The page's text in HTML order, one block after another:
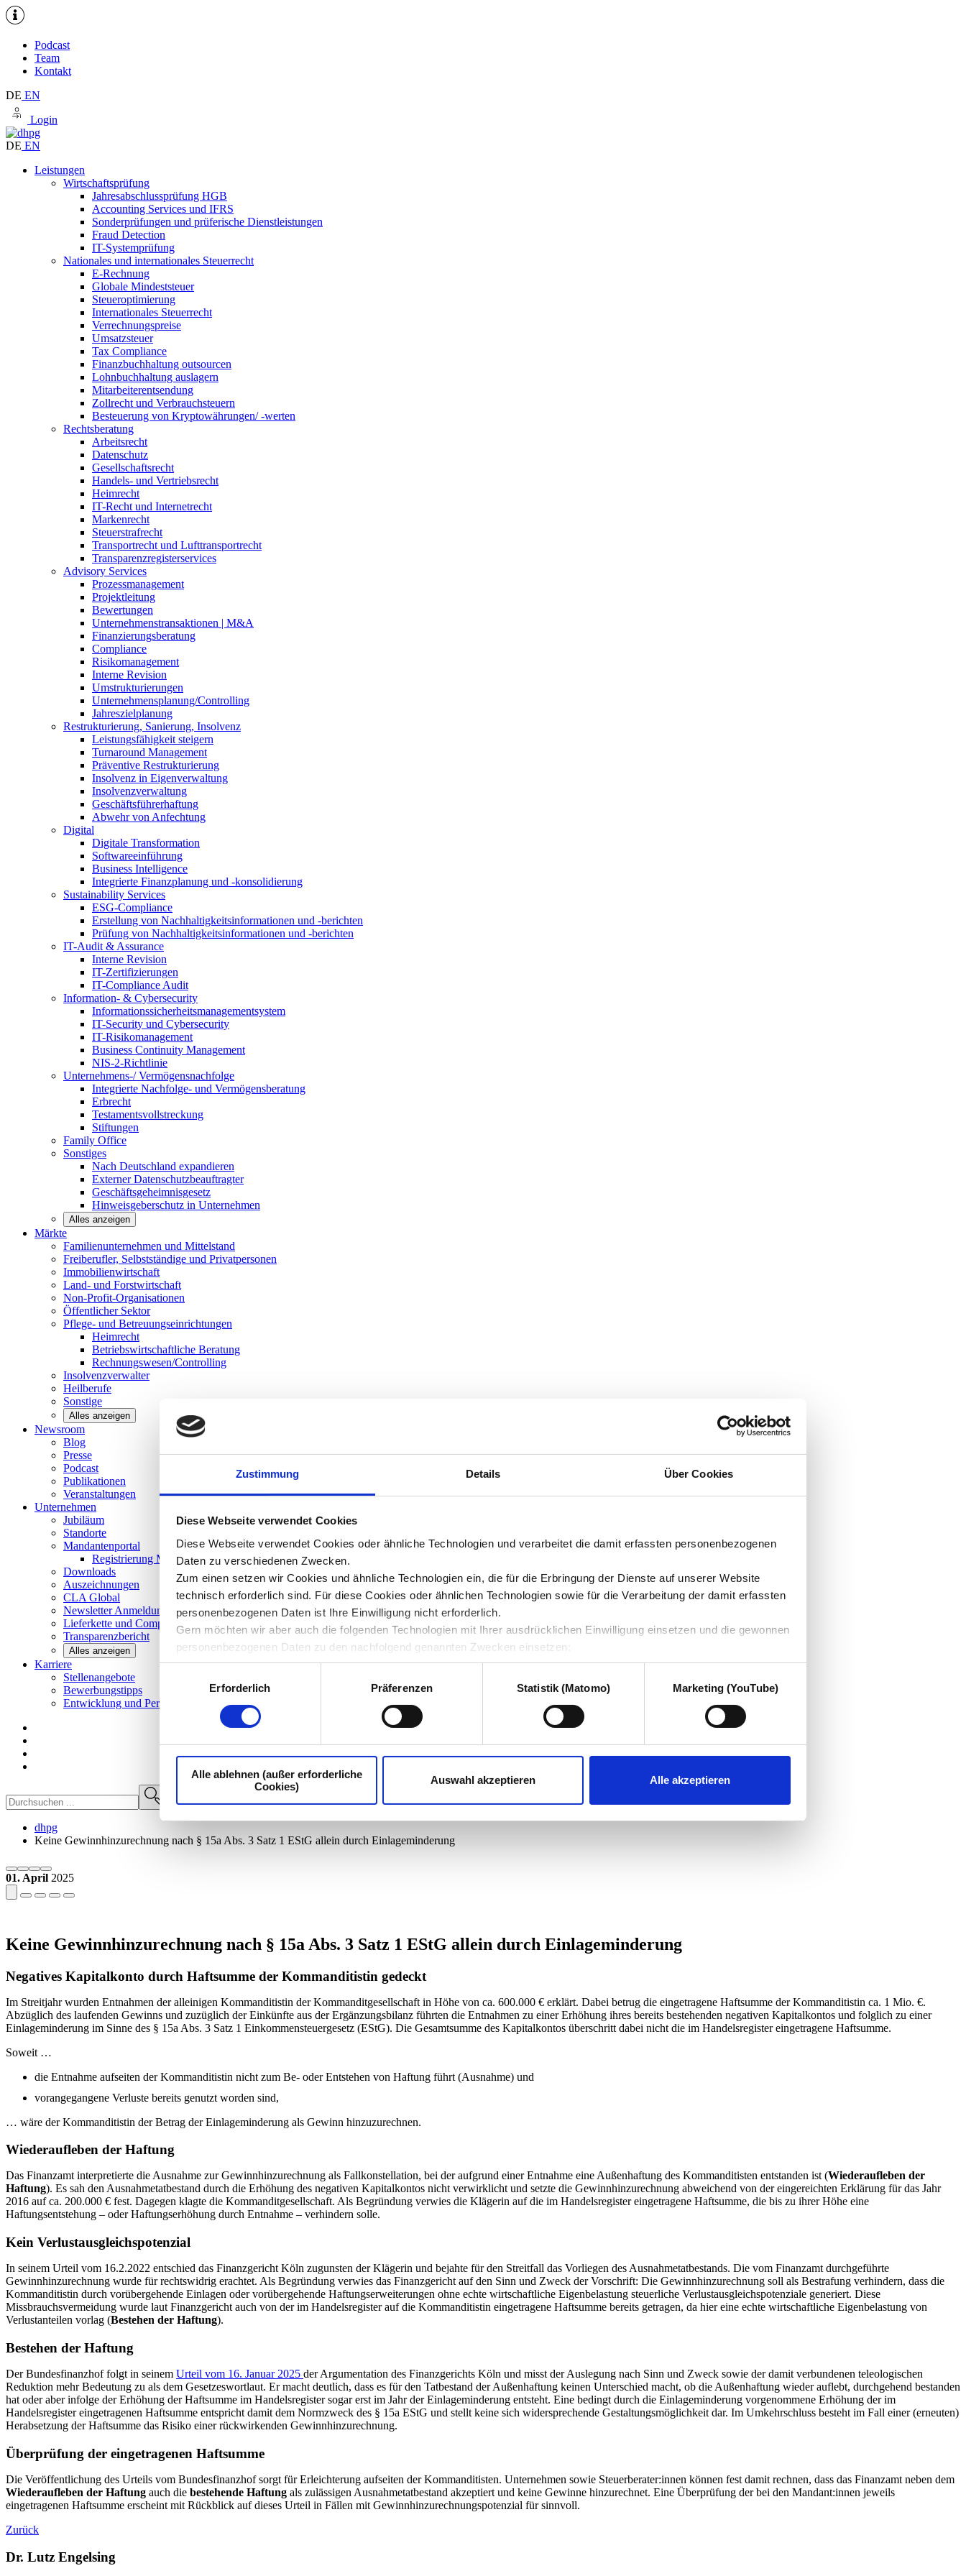
Zustimmung Details Über Cookies
Diese Webseite verwendet Cookies
Diese Webseite verwendet Cookies oder ähnliche Technologien und verarbeitet die damit erfassten personenbezogenen
Daten zu verschiedenen Zwecken.
Zum einen setzen wir Cookies und ähnliche Technologien ein, die für die Erbringung der Dienste auf unserer Website
technisch erforderlich sind. Für diese Cookies oder ähnlichen Technologien sowie für die Verarbeitung der damit erfassten
personenbezogenen Daten ist Ihre Einwilligung nicht erforderlich.
Gern möchten wir aber auch die folgenden Technologien mit Ihrer ausdrücklichen Einwilligung einsetzen und die gewonnen
personenbezogenen Daten zu den nachfolgend genannten Zwecken einsetzen:
Erforderlich
Präferenzen Statistik (Matomo) Marketing (YouTube)
Alle ablehnen (außer erforderliche
Cookies)
Auswahl akzeptieren Alle akzeptieren
Podcast
Team
Kontakt
DE EN
Login
DE EN
Leistungen
Wirtschaftsprüfung
Jahresabschlussprüfung HGB
Accounting Services und IFRS
Sonderprüfungen und prüferische Dienstleistungen
Fraud Detection
IT-Systemprüfung
Nationales und internationales Steuerrecht
E-Rechnung
Globale Mindeststeuer
Steueroptimierung
Internationales Steuerrecht
Verrechnungspreise
Umsatzsteuer
Tax Compliance
Finanzbuchhaltung outsourcen
Lohnbuchhaltung auslagern
Mitarbeiterentsendung
Zollrecht und Verbrauchsteuern
Besteuerung von Kryptowährungen/ -werten
Rechtsberatung
Arbeitsrecht
Datenschutz
Gesellschaftsrecht
Handels- und Vertriebsrecht
Heimrecht
IT-Recht und Internetrecht
Markenrecht
Steuerstrafrecht
Transportrecht und Lufttransportrecht
Transparenzregisterservices
Advisory Services
Prozessmanagement
Projektleitung
Bewertungen
Unternehmenstransaktionen | M&A
Finanzierungsberatung
Compliance
Risikomanagement
Interne Revision
Umstrukturierungen
Unternehmensplanung/Controlling
Jahreszielplanung
Restrukturierung, Sanierung, Insolvenz
Leistungsfähigkeit steigern
Turnaround Management
Präventive Restrukturierung
Insolvenz in Eigenverwaltung
Insolvenzverwaltung
Geschäftsführerhaftung
Abwehr von Anfechtung
Digital
Digitale Transformation
Softwareeinführung
Business Intelligence
Integrierte Finanzplanung und -konsolidierung
Sustainability Services
ESG-Compliance
Erstellung von Nachhaltigkeitsinformationen und -berichten
Prüfung von Nachhaltigkeitsinformationen und -berichten
IT-Audit & Assurance
Interne Revision
IT-Zertifizierungen
IT-Compliance Audit
Information- & Cybersecurity
Informationssicherheitsmanagementsystem
IT-Security und Cybersecurity
IT-Risikomanagement
Business Continuity Management
NIS-2-Richtlinie
Unternehmens-/Vermögensnachfolge
Integrierte Nachfolge- und Vermögensberatung
Erbrecht
Testamentsvollstreckung
Stiftungen
Family Office
Sonstiges
Nach Deutschland expandieren
Externer Datenschutzbeauftragter
Geschäftsgeheimnisgesetz
Hinweisgeberschutz in Unternehmen
Alles anzeigen
Märkte
Familienunternehmen und Mittelstand
Freiberufler, Selbstständige und Privatpersonen
Immobilienwirtschaft
Land- und Forstwirtschaft
Non-Profit-Organisationen
Öffentlicher Sektor
Pflege- und Betreuungseinrichtungen
Heimrecht
Betriebswirtschaftliche Beratung
Rechnungswesen/Controlling
Insolvenzverwalter
Heilberufe
Sonstige
Alles anzeigen
Newsroom
Blog
Presse
Podcast
Publikationen
Veranstaltungen
Unternehmen
Jubiläum
Standorte
Mandantenportal
Registrierung Mandantenportal
Downloads
Auszeichnungen
CLA Global
NewsletterAnmeldung
Lieferkette und Compliance
Transparenzbericht
Alles anzeigen
Karriere
Stellenangebote
Bewerbungstipps
Entwicklung und Perspektiven
dhpg
Keine Gewinnhinzurechnung nach § 15a Abs. 3 Satz 1 EStG allein durch Einlageminderung
01. April 2025
Keine Gewinnhinzurechnung nach § 15a Abs. 3 Satz 1 EStG allein durch Einlageminderung
Negatives Kapitalkonto durch Haftsumme der Kommanditistin gedeckt
Im Streitjahr wurden Entnahmen der alleinigen Kommanditistin der Kommanditgesellschaft in Höhe von ca. 600.000 € erklärt. Dabei betrug die eingetragene Haftsumme der Kommanditistin ca. 1 Mio. €.
Abzüglich des laufenden Gewinns und zuzüglich der Einkünfte aus der Ergänzungsbilanz führten die Entnahmen zu einer Erhöhung ihres bereits bestehenden negativen Kapitalkontos und folglich zu einer
Einlageminderung im Sinne des § 15a Abs. 3 Satz 1 Einkommensteuergesetz (EStG). Die Gesamtsumme des Kapitalkontos überschritt dabei nicht die im Handelsregister eingetragene Haftsumme.
Soweit …
die Entnahme aufseiten der Kommanditistin nicht zum Be- oder Entstehen von Haftung führt (Ausnahme) und
vorangegangene Verluste bereits genutzt worden sind,
… wäre der Kommanditistin der Betrag der Einlageminderung als Gewinn hinzuzurechnen.
Wiederaufleben der Haftung
Das Finanzamt interpretierte die Ausnahme zur Gewinnhinzurechnung als Fallkonstellation, bei der aufgrund einer Entnahme eine Außenhaftung des Kommanditisten entstanden ist (Wiederaufleben der
Haftung). Es sah den Ausnahmetatbestand durch die Erhöhung des negativen Kapitalkontos nicht verwirklicht und setzte die Gewinnhinzurechnung abweichend von der eingereichten Erklärung für das Jahr
2016 auf ca. 200.000 € fest. Dagegen klagte die Kommanditgesellschaft. Als Begründung verwies die Klägerin auf die im Handelsregister eingetragene Haftsumme, die bis zu ihrer Höhe eine
Haftungsentstehung – oder Haftungserhöhung durch Entnahme – verhindern solle.
Kein Verlustausgleichspotenzial
In seinem Urteil vom 16.2.2022 entschied das Finanzgericht Köln zugunsten der Klägerin und bejahte für den Streitfall das Vorliegen des Ausnahmetatbestands. Die vom Finanzamt durchgeführte
Gewinnhinzurechnung wurde für rechtswidrig erachtet. Als Begründung verwies das Finanzgericht auf den Sinn und Zweck der Vorschrift: Die Gewinnhinzurechnung soll als Bestrafung verhindern, dass die
Kommanditistin durch vorübergehende Einlagen oder vorübergehende Haftungserweiterungen ohne echte wirtschaftliche Eigenbelastung steuerliche Verlustausgleichspotenziale generiert. Diese
Missbrauchsvermeidung wurde laut Finanzgericht auch von der im Handelsregister auf die Kommanditistin eingetragene Haftsumme bereits getragen, da hier eine echte wirtschaftliche Eigenbelastung von
Verlustanteilen vorlag (Bestehen der Haftung).
Bestehen der Haftung
Der Bundesfinanzhof folgt in seinem Urteil vom 16. Januar 2025 der Argumentation des Finanzgerichts Köln und misst der Auslegung nach Sinn und Zweck sowie der damit verbundenen teleologischen
Reduktion mehr Bedeutung zu als dem Gesetzeswortlaut. Er macht deutlich, dass es für den Tatbestand der Außenhaftung keinen Unterschied macht, ob die Außenhaftung wieder auflebt, durchgehend bestanden
hat oder aber infolge der Erhöhung der Haftsumme im Handelsregister sogar erst im Jahr der Einlageminderung entsteht. Eine bedingt durch die Einlageminderung vorgenommene Erhöhung der im
Handelsregister eingetragenen Haftsumme entspricht damit dem Normzweck des § 15a EStG und stellt keine sich widersprechende Gestaltungsmöglichkeit dar. Im Umkehrschluss besteht im Fall einer (erneuten)
Herabsetzung der Haftsumme das Risiko einer rückwirkenden Gewinnhinzurechnung.
Überprüfung der eingetragenen Haftsumme
Die Veröffentlichung des Urteils vom Bundesfinanzhof sorgt für Erleichterung aufseiten der Kommanditisten. Unternehmen sowie Steuerberater:innen können fest damit rechnen, dass das Finanzamt neben dem
Wiederaufleben der Haftung auch die bestehende Haftung als zulässigen Ausnahmetatbestand akzeptiert und keine Gewinne hinzurechnet. Eine Überprüfung der bei den Mandant:innen jeweils
eingetragenen Haftsumme erscheint mit Rückblick auf dieses Urteil in Fällen mit Gewinnhinzurechnungspotenzial für sinnvoll.
Zurück
Dr. Lutz Engelsing